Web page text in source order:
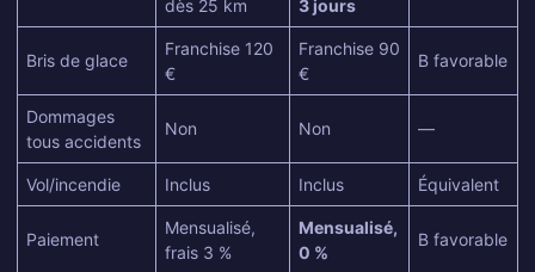
dès 25 km
3 jours
Bris de glace
Franchise 120
€
Franchise 90
€
B favorable
Dommages
tous accidents
Non Non —
Vol/incendie Inclus Inclus Équivalent
Paiement
Mensualisé,
frais 3 %
Mensualisé,
0 %
B favorable